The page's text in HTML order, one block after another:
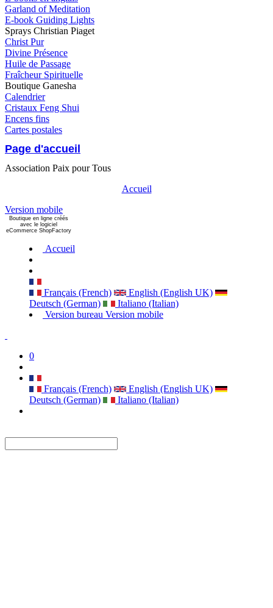
Garland of Meditation
E-book Guiding Lights
Sprays Christian Piaget
Christ Pur
Divine Présence
Huile de Passage
Fraîcheur Spirituelle
Boutique Ganesha
Calendrier
Cristaux Feng Shui
Encens fins
Cartes postales
Page d'accueil
Association Paix pour Tous
Accueil
Version mobile
Boutique en ligne créés
avec le logiciel
eCommerce ShopFactory
Accueil
Français (French)
English (English UK)
Deutsch (German)
Italiano (Italian)
Version bureau Version mobile
0
Français (French)
English (English UK)
Deutsch (German)
Italiano (Italian)